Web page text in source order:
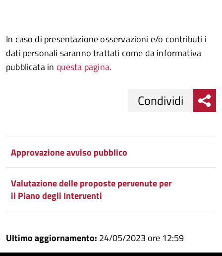
In caso di presentazione osservazioni e/o contributi i
dati personali saranno trattati come da informativa
pubblicata in questa pagina.
Facebook
su
Twitter
Condividi
su
Google
Plus
Condividi
su
Whatsapp
Condividi
Approvazione avviso pubblico
Valutazione delle proposte pervenute per
il Piano degli Interventi
Ultimo aggiornamento: 24/05/2023 ore 12:59